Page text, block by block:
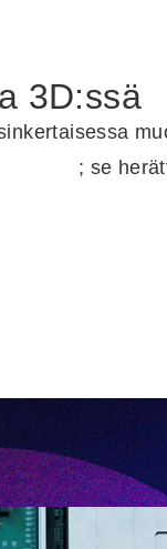
3D:ssä
; se